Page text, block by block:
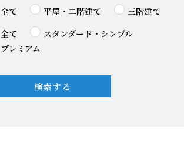
全て 平屋・二階建て 三階建て
全て
スタンダード・シンプル
プレミアム
検索する